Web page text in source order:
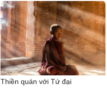
Thiền quán với Tứ đại